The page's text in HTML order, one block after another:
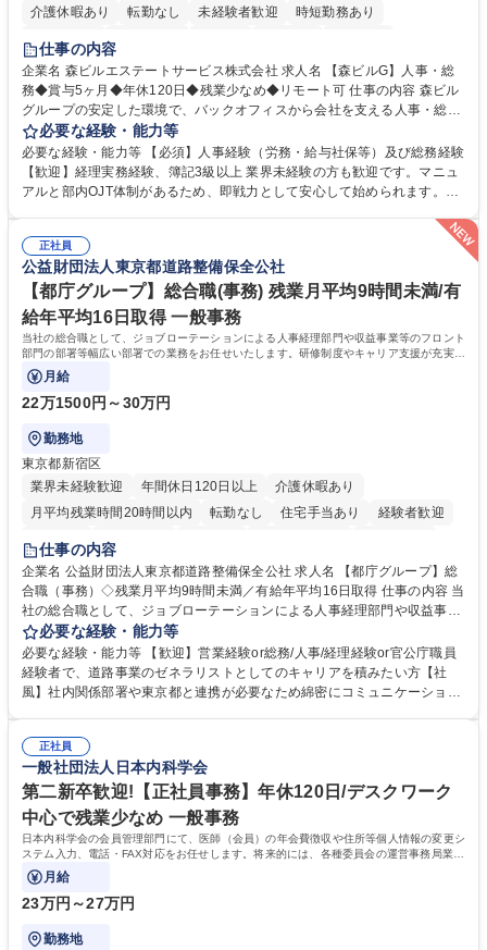
介護休暇あり 転勤なし 未経験者歓迎
時短勤務あり
経験者歓迎
完全週休2日制
交通費支給 長期歓迎 駅近5分以内 土日祝休み
仕事の内容
企業名 森ビルエステートサービス株式会社 求人名 【森ビルG】人事・総
務◆賞与5ヶ月◆年休120日◆残業少なめ◆リモート可 仕事の内容 森ビル
グループの安定した環境で、バックオフィスから会社を支える人事・総務
をお任せします。 労務と総務の業務をバランスよく担当し、ゆくゆくは制
度改定などのコア業務にも挑戦できる、やりがいある環境です。 ■勤怠管
理、給与計算、社会保険手続き、年末調整等の労務管理全般 ■入退社手続
き、社内規定の改定や人事制度改定などのコア業務 ■社内イベントの企画
は部内のOJTを中心に、あなたの経験に合わせて不足している部分はいつ
でも質問・相談できる環境が整っているため、安心して成長できます。 募
集職種 【森ビルG】人事・総務◆賞与5ヶ月◆年休120日◆残業少なめ◆
リモート可
必要な経験・能力等
必要な経験・能力等 【必須】人事経験（労務・給与社保等）及び総務経験
【歓迎】経理実務経験、簿記3級以上 業界未経験の方も歓迎です。マニュ
アルと部内OJT体制があるため、即戦力として安心して始められます。
ます。定型業務に留まらず、社内規定や人事制度の改定など会社のコア業
務に挑戦できるため、自身の成長と組織への貢献度をダイレクトに実感で
きます。 残業少なめ、週1日リモート可など、ワークライフバランスを保
ち長期活躍できる環境です。 「これまでの幅広い経験を活かし、長期的な
キャリアを築きたい」という前向きな意欲と挑戦を全力で応援します。 学
歴・資格 学歴：大学院 大学 高専 短大 専修学校 高校 語学力： 資格：日商
簿記検定1級 日商簿記検定2級 日商簿記検定3級
正社員
公益財団法人東京都道路整備保全公社
【都庁グループ】総合職(事務) 残業月平均9時間未満/有
給年平均16日取得 一般事務
当社の総合職として、ジョブローテーションによる人事経理部門や収益事業等のフロント
部門の部署等幅広い部署での業務をお任せいたします。研修制度やキャリア支援が充実し
ております！ ※下記業務詳細
月給
22万1500円～30万円
勤務地
東京都新宿区
業界未経験歓迎
年間休日120日以上
介護休暇あり
月平均残業時間20時間以内
転勤なし 住宅手当あり
経験者歓迎
研修あり
退職金あり
駅近5分以内
資格取得手当あり 食事補助あり
仕事の内容
企業名 公益財団法人東京都道路整備保全公社 求人名 【都庁グループ】総
合職（事務）◇残業月平均9時間未満／有給年平均16日取得 仕事の内容 当
社の総合職として、ジョブローテーションによる人事経理部門や収益事業
等のフロント部門の部署等幅広い部署での業務をお任せいたします。研修
制度やキャリア支援が充実しております！ ※下記業務詳細 【業務詳細】■
管理部門：広報、人事、経理など当公社の運営に係る管理業務 ■収益部
門：駐車場の新規開拓、管理運営、新宿駅西口広場の「イベントコーナ
道路施設や道路工事現場の見学ツアー事業 ※入社後は上記いずれかの部門
へ配属。※業務内容変更の範囲：会社の定める業務 募集職種 【都庁グル
ープ】総合職（事務）◇残業月平均9時間未満／有給年平均16日取得
必要な経験・能力等
必要な経験・能力等 【歓迎】営業経験or総務/人事/経理経験or官公庁職員
経験者で、道路事業のゼネラリストとしてのキャリアを積みたい方【社
風】社内関係部署や東京都と連携が必要なため綿密にコミュニケーション
部門など多岐に渡る業務を経験できます。 ■様々なプロジェクト：駐車場
事業の他、新宿駅西口広場内に設置された照明を兼ねた広告「ブライトサ
イン」の管理運営を行うなど、事業収益を生み出す活動を積極的に行って
います。 学歴・資格 学歴：大学院 大学 高専 短大 専修学校 高校 語学力：
資格：
正社員
一般社団法人日本内科学会
第二新卒歓迎!【正社員事務】年休120日/デスクワーク
中心で残業少なめ 一般事務
日本内科学会の会員管理部門にて、医師（会員）の年会費徴収や住所等個人情報の変更シ
ステム入力、電話・FAX対応をお任せします。将来的には、各種委員会の運営事務局業務
などにも幅広く携わっていただきます。
月給
23万円～27万円
勤務地